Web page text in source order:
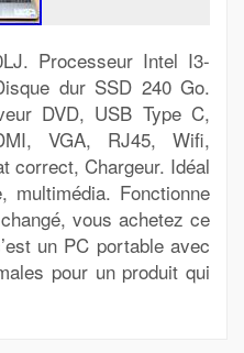
Processeur Intel I3-
dur SSD 240 Go.
DVD, USB Type C,
VGA, RJ45, Wifi,
correct, Chargeur. Idéal
multimédia. Fonctionne
vous achetez ce
un PC portable avec
pour un produit qui